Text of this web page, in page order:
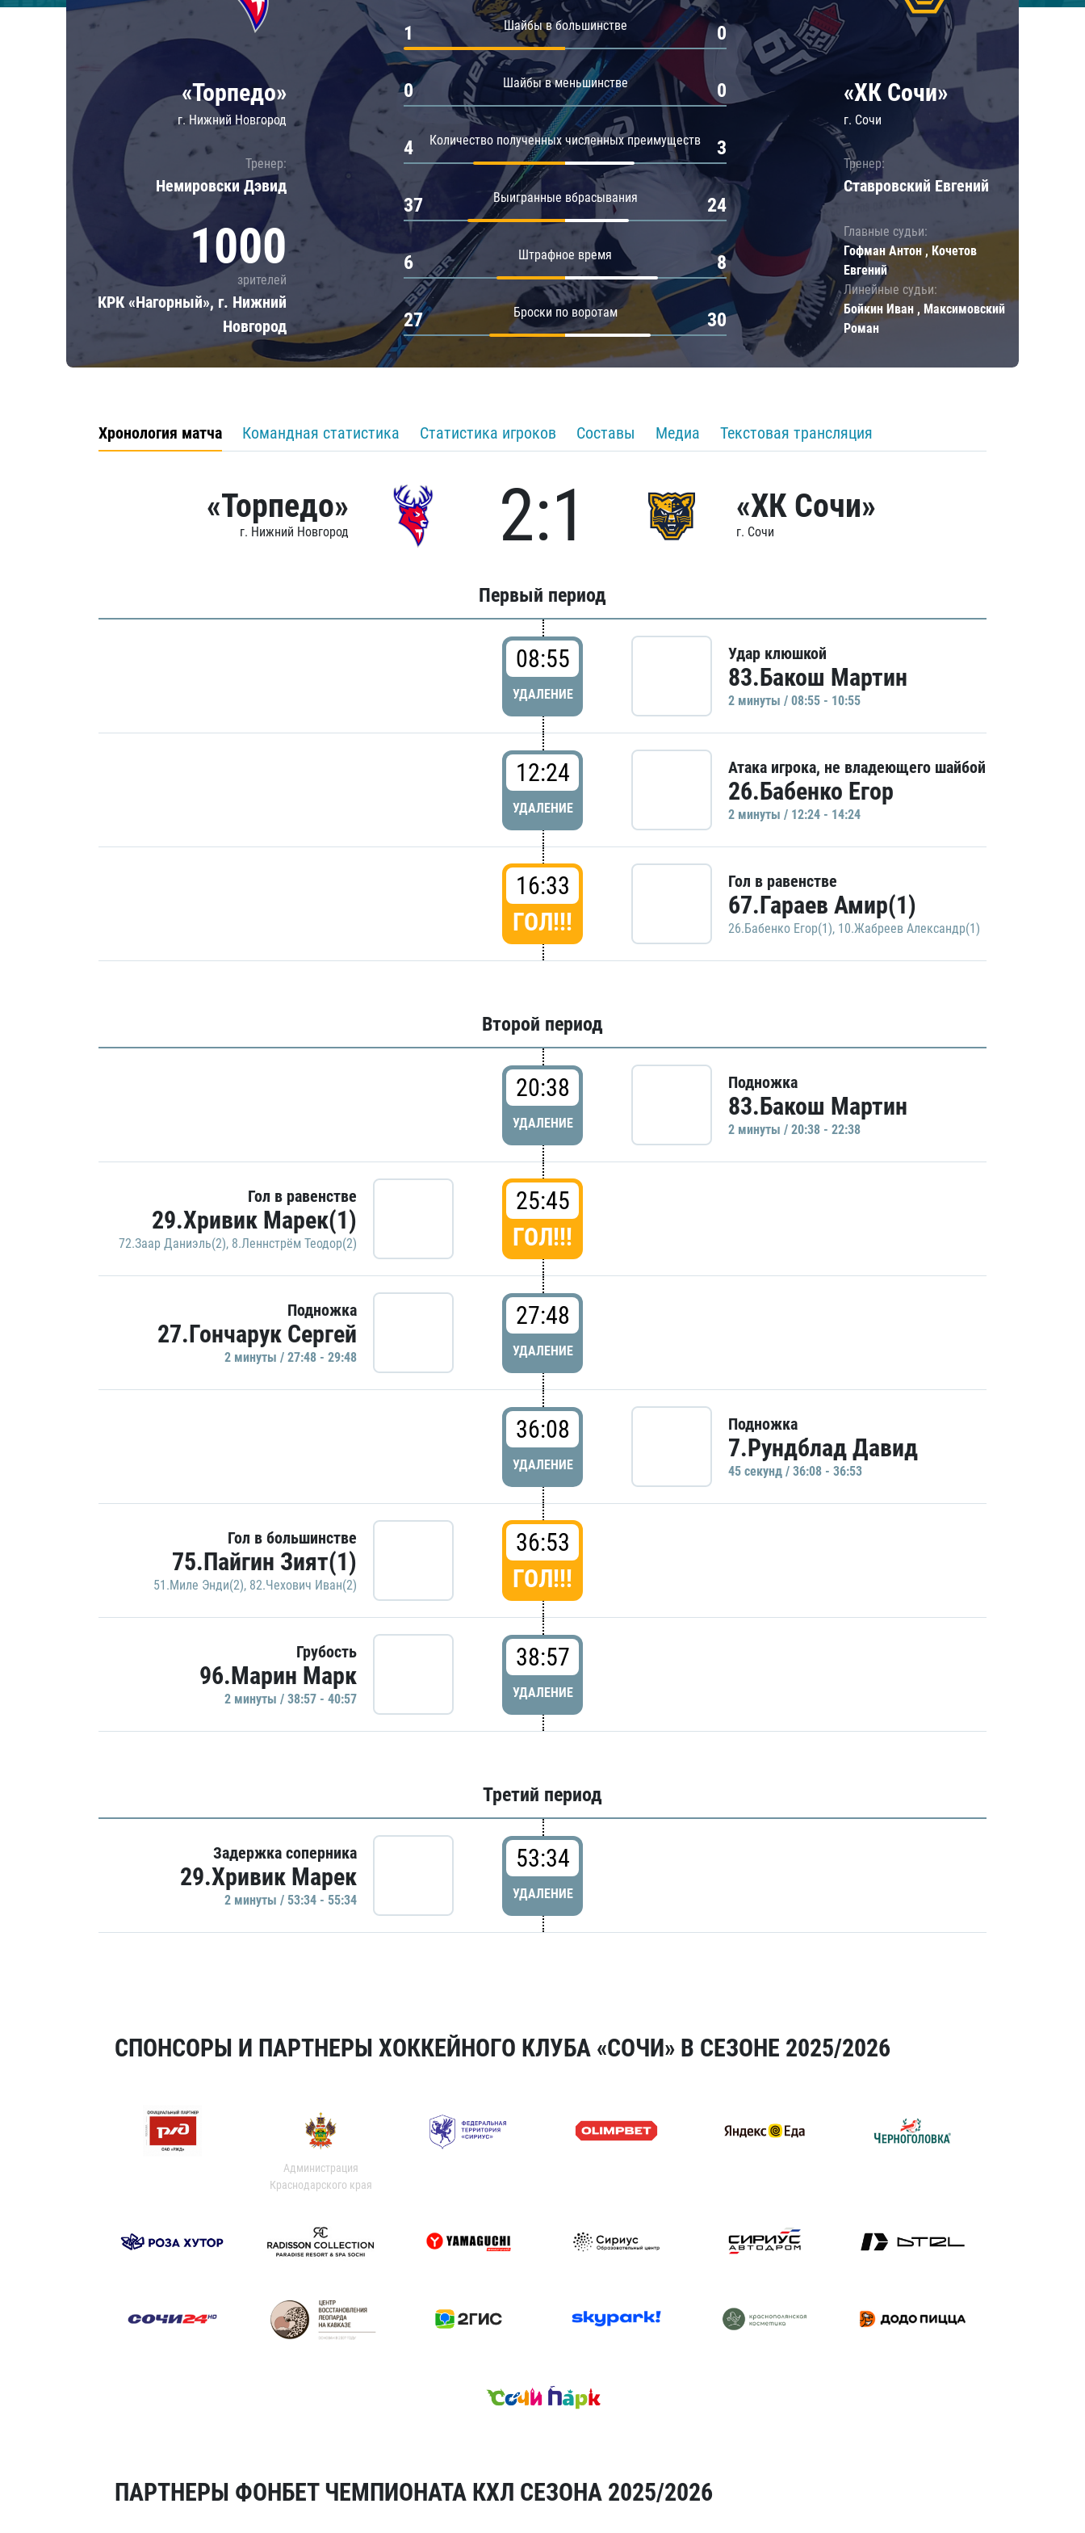
Локомотив
Северсталь
Шанхайские Драконы
Салават Юлаев
Сибирь
«Торпедо»
г. Нижний Новгород
Тренер:
Немировски Дэвид
1000
зрителей
КРК «Нагорный», г. Нижний
Новгород
Шайбы в большинстве
1 0
Шайбы в меньшинстве
0 0
Количество полученных численных преимуществ
4 3
Выигранные вбрасывания
37 24
Штрафное время
6 8
Броски по воротам
27 30
«ХК Сочи»
г. Сочи
Тренер:
Ставровский Евгений
Главные судьи:
Гофман Антон , Кочетов
Евгений
Линейные судьи:
Бойкин Иван , Максимовский
Роман
Хронология матча Командная статистика Статистика игроков Составы Медиа Текстовая трансляция
«Торпедо»
г. Нижний Новгород 2:1 «ХК Сочи»
г. Сочи
Первый период
08:55
УДАЛЕНИЕ
Удар клюшкой
83.Бакош Мартин
2 минуты / 08:55 - 10:55
12:24
УДАЛЕНИЕ
Атака игрока, не владеющего шайбой
26.Бабенко Егор
2 минуты / 12:24 - 14:24
16:33
ГОЛ!!!
Гол в равенстве
67.Гараев Амир(1)
26.Бабенко Егор(1), 10.Жабреев Александр(1)
Второй период
20:38
УДАЛЕНИЕ
Подножка
83.Бакош Мартин
2 минуты / 20:38 - 22:38
Гол в равенстве
29.Хривик Марек(1)
72.Заар Даниэль(2), 8.Леннстрём Теодор(2)
25:45
ГОЛ!!!
Подножка
27.Гончарук Сергей
2 минуты / 27:48 - 29:48
27:48
УДАЛЕНИЕ
36:08
УДАЛЕНИЕ
Подножка
7.Рундблад Давид
45 секунд / 36:08 - 36:53
Гол в большинстве
75.Пайгин Зият(1)
51.Миле Энди(2), 82.Чехович Иван(2)
36:53
ГОЛ!!!
Грубость
96.Марин Марк
2 минуты / 38:57 - 40:57
38:57
УДАЛЕНИЕ
Третий период
Задержка соперника
29.Хривик Марек
2 минуты / 53:34 - 55:34
53:34
УДАЛЕНИЕ
СПОНСОРЫ И ПАРТНЕРЫ ХОККЕЙНОГО КЛУБА «СОЧИ» В СЕЗОНЕ 2025/2026
Администрация
Краснодарского края
ПАРТНЕРЫ ФОНБЕТ ЧЕМПИОНАТА КХЛ СЕЗОНА 2025/2026